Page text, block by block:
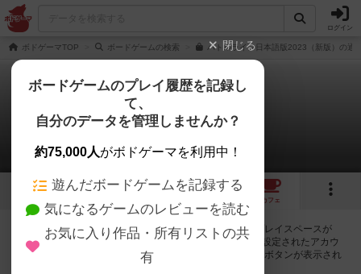
ログイン
ボドゲーマTOP ボードゲームの検索 バトルライン日本語版2023（新版）の通
バトルライン
402店のカフェ/スペースが提供中
42 5 105
カフェ
バトルラインで遊ぶことができるボードゲームカフェ・プレイスペースが
402店登録されています。公開プロフィールの都道府県が設定されたアカウ
ントでログインすると、同じ都道府県内の店舗に絞り込むボタンが表示され
閉じる
ボードゲームのプレイ履歴を記録し
て、
自分のデータを管理しませんか？
約75,000人がボドゲーマを利用中！
遊んだボードゲームを記録する
気になるゲームのレビューを読む
お気に入り作品・所有リストの共
有